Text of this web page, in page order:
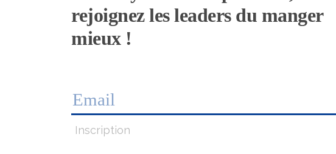
rejoignez les leaders du manger
mieux !
Inscription